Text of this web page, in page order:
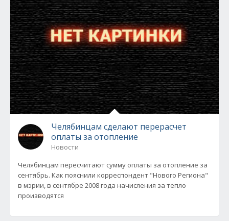
Челябинцам сделают перерасчет
оплаты за отопление
Новости
Челябинцам пересчитают сумму оплаты за отопление за
сентябрь. Как пояснили корреспондент "Нового Региона"
в мэрии, в сентябре 2008 года начисления за тепло
производятся